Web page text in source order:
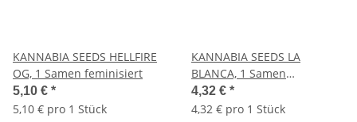
KANNABIA SEEDS HELLFIRE
OG, 1 Samen feminisiert
5,10 € *
5,10 € pro 1 Stück
KANNABIA SEEDS LA
BLANCA, 1 Samen
feminisiert
4,32 € *
4,32 € pro 1 Stück